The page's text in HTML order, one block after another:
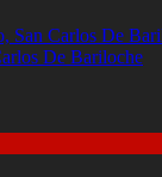
De Bariloche